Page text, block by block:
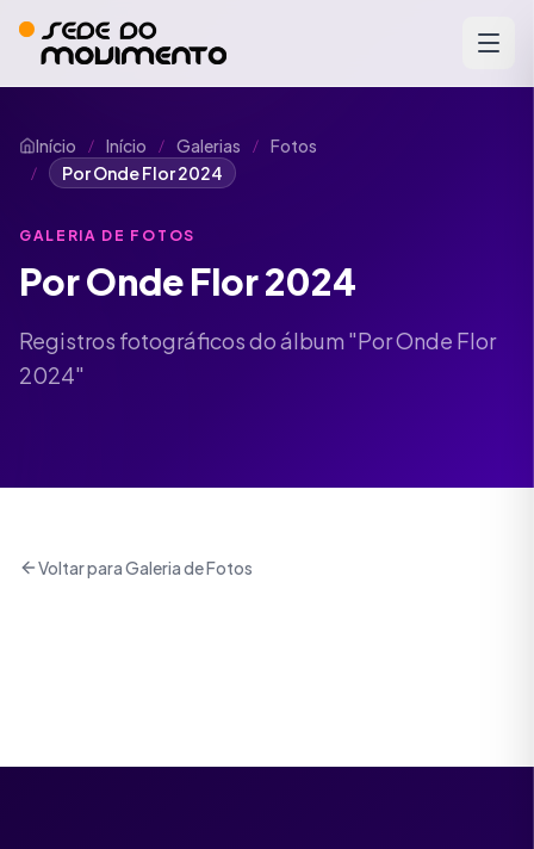
Início / Início / Galerias / Fotos
/ Por Onde Flor 2024
GALERIA DE FOTOS
Por Onde Flor 2024
Registros fotográficos do álbum "Por Onde Flor
2024"
Voltar para Galeria de Fotos